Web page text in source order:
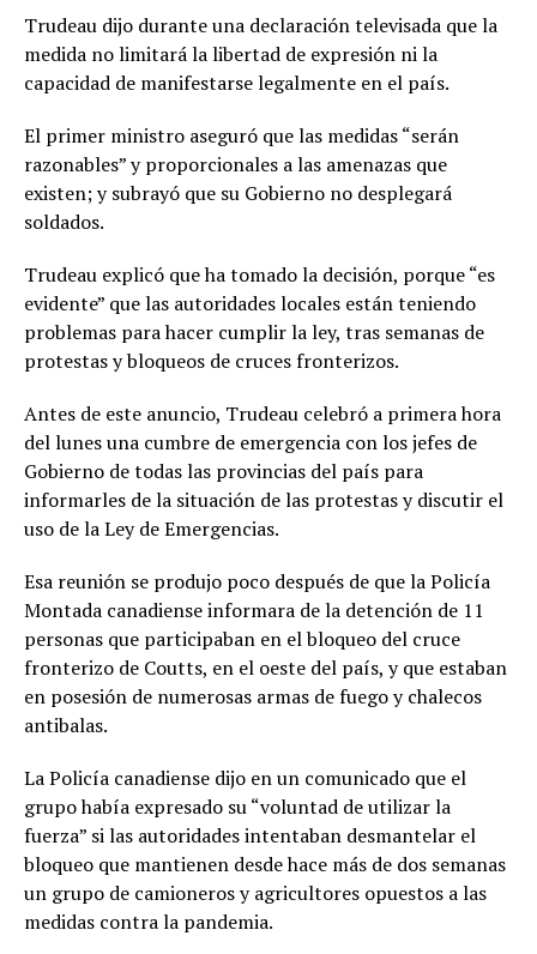
Trudeau dijo durante una declaración televisada que la
medida no limitará la libertad de expresión ni la
capacidad de manifestarse legalmente en el país.
El primer ministro aseguró que las medidas “serán
razonables” y proporcionales a las amenazas que
existen; y subrayó que su Gobierno no desplegará
soldados.
Trudeau explicó que ha tomado la decisión, porque “es
evidente” que las autoridades locales están teniendo
problemas para hacer cumplir la ley, tras semanas de
protestas y bloqueos de cruces fronterizos.
Antes de este anuncio, Trudeau celebró a primera hora
del lunes una cumbre de emergencia con los jefes de
Gobierno de todas las provincias del país para
informarles de la situación de las protestas y discutir el
uso de la Ley de Emergencias.
Esa reunión se produjo poco después de que la Policía
Montada canadiense informara de la detención de 11
personas que participaban en el bloqueo del cruce
fronterizo de Coutts, en el oeste del país, y que estaban
en posesión de numerosas armas de fuego y chalecos
antibalas.
La Policía canadiense dijo en un comunicado que el
grupo había expresado su “voluntad de utilizar la
fuerza” si las autoridades intentaban desmantelar el
bloqueo que mantienen desde hace más de dos semanas
un grupo de camioneros y agricultores opuestos a las
medidas contra la pandemia.